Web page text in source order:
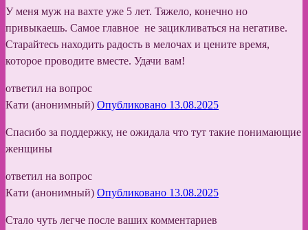
У меня муж на вахте уже 5 лет. Тяжело, конечно но
привыкаешь. Самое главное не зацикливаться на негативе.
Старайтесь находить радость в мелочах и цените время,
которое проводите вместе. Удачи вам!
ответил на вопрос
Кати (анонимный) Опубликовано 13.08.2025
Спасибо за поддержку, не ожидала что тут такие понимающие
женщины
ответил на вопрос
Кати (анонимный) Опубликовано 13.08.2025
Стало чуть легче после ваших комментариев